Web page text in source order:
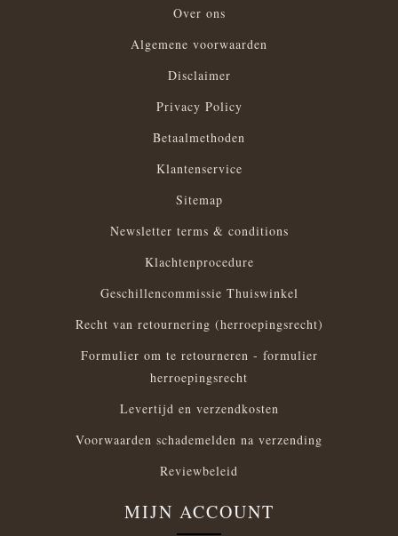
Over ons
Algemene voorwaarden
Disclaimer
Privacy Policy
Betaalmethoden
Klantenservice
Sitemap
Newsletter terms & conditions
Klachtenprocedure
Geschillencommissie Thuiswinkel
Recht van retournering (herroepingsrecht)
Formulier om te retourneren - formulier
herroepingsrecht
Levertijd en verzendkosten
Voorwaarden schademelden na verzending
Reviewbeleid
MIJN ACCOUNT